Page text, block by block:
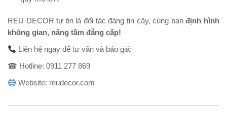
REU DECOR tự tin là đối tác đáng tin cậy, cùng bạnđịnh hình
không gian, nâng tầm đẳng cấp!
Liên hệ ngay để tư vấn và báo giá:
☎ Hotline: 0911 277 869
Website: reudecor.com